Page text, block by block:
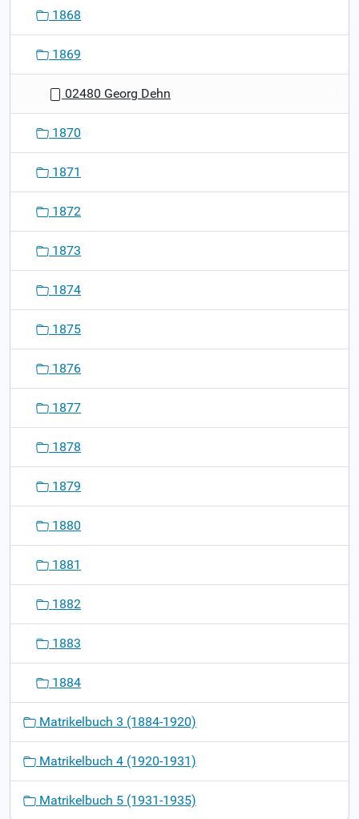
1868
1869
02480 Georg Dehn
1870
1871
1872
1873
1874
1875
1876
1877
1878
1879
1880
1881
1882
1883
1884
Matrikelbuch 3 (1884-1920)
Matrikelbuch 4 (1920-1931)
Matrikelbuch 5 (1931-1935)